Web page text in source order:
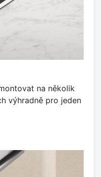
na několik
výhradně pro jeden